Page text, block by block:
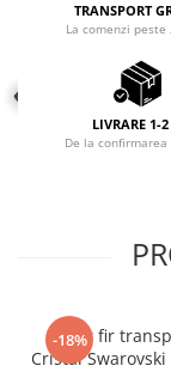
TRANSPORT
La comenzi peste
LIVRARE 1-
De la confirmarea
-18%
Colier fir
Cristal